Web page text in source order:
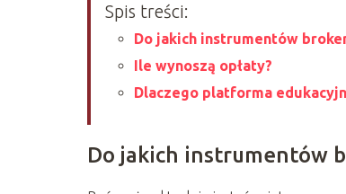
Spis treści:
Do jakich instrumentów
Ile wynoszą opłaty?
Dlaczego platforma
Do jakich instrumentów